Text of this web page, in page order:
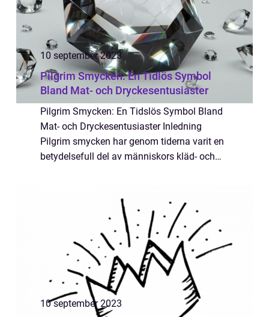
10 september 2023
Pilgrim Smycken: En Tidlös Symbol
Bland Mat- och Dryckesentusiaster
Pilgrim Smycken: En Tidslös Symbol Bland
Mat- och Dryckesentusiaster Inledning
Pilgrim smycken har genom tiderna varit en
betydelsefull del av människors kläd- och
10 september 2023